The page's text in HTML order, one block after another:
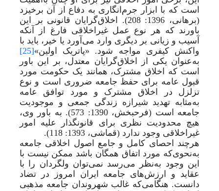
است که با ابزار جرم‌انگاری به دفاع از آن برخیزد
(برهانی، 1396: 208). اخلاق‌گرایان قانونی بر این
باورند که هر نوع عمل غیراخلاقی فارغ از آنکه
آسیب و زیانی بر دیگری وارد می‌آورد یا خیر، باید با
واکنش کیفری مواجه شود. «پاتریک اولین»[25]
بهعنوان یکی از اخلاق‌گرایان معتدل، بر این باور
است که اخلاق مشترک، همانند یک حکومت مورد
قبول عامه برای حفظ جامعه ضروری است و نوع
تزلزل در اخلاق مشترک و مورد توافق عامه
به‌مثابه تهدید شیرازه زندگی جمعی و موجودیت
جامعه است (فرحبخش، 1390: 573). به باور وی،
هیچ محدودیت نظری برای قانونگذار علیه امور
غیراخلاقی وجود ندارد (قماشی، 1393: 118).
هرچند احصای کامل و جامع اصول اخلاقی جامعه
به‌نحوی‌که مورد اتفاق همگان باشد ممکن نیست با
این وجود به‌نظر می‌رسد نمی‌توان ولگردان را با
عقاید و ارزش‌های جامعه ایران امروز در تضاد
دانست. هنگامی‌که غالب شهروندان جامعه‌ مذهبی